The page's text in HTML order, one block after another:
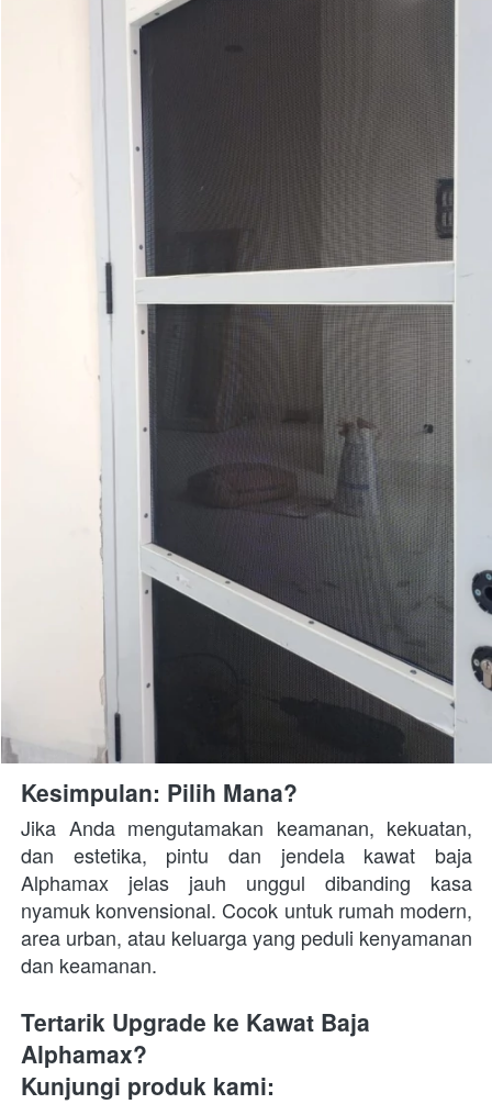
Kesimpulan: Pilih Mana?
Jika Anda mengutamakan keamanan, kekuatan,
dan estetika, pintu dan jendela kawat baja
Alphamax jelas jauh unggul dibanding kasa
nyamuk konvensional. Cocok untuk rumah modern,
area urban, atau keluarga yang peduli kenyamanan
dan keamanan.
Tertarik Upgrade ke Kawat Baja
Alphamax?
Kunjungi produk kami: